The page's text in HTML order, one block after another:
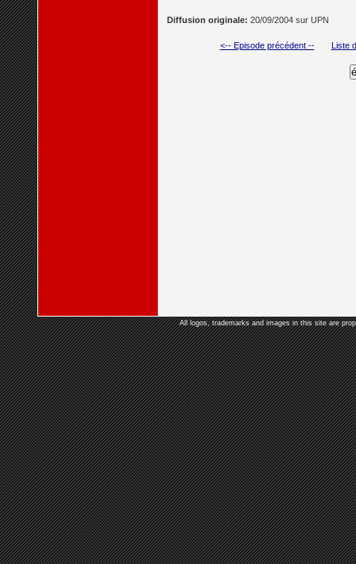
Diffusion originale: 20/09/2004 sur UPN
<-- Episode précédent -- Liste
All logos, trademarks and images in this site are